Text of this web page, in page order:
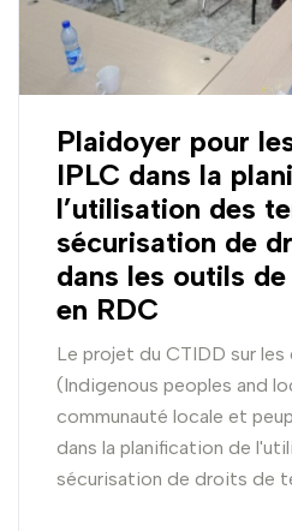
Plaidoyer pour
IPLC dans la
l’utilisation des
sécurisation de
dans les outils
en RDC
Le projet du CTIDD sur
(Indigenous peoples and
communauté locale et
dans la planification de
sécurisation de droits de